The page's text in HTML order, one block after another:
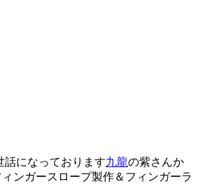
話になっております九龍の紫さんか
ィンガースロープ製作＆フィンガーラ